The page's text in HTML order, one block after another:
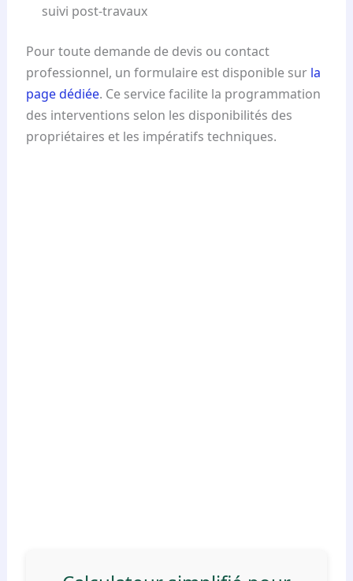
suivi post-travaux
Pour toute demande de devis ou contact
professionnel, un formulaire est disponible sur la
page dédiée. Ce service facilite la programmation
des interventions selon les disponibilités des
propriétaires et les impératifs techniques.